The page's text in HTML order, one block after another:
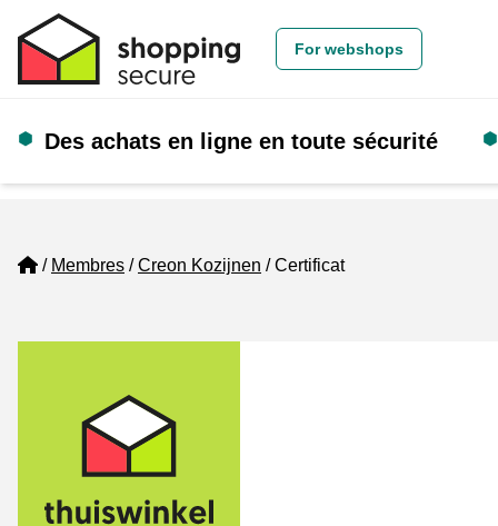
For webshops
Des achats en ligne en toute sécurité
Home
Membres Creon Kozijnen Certificat